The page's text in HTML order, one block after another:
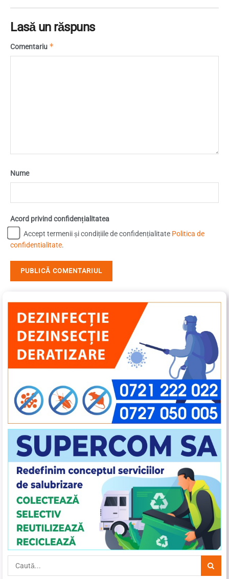
Lasă un răspuns
Comentariu *
Nume
Acord privind confidențialitatea
Accept termenii și condițiile de confidențialitate Politica de
confidentialitate.